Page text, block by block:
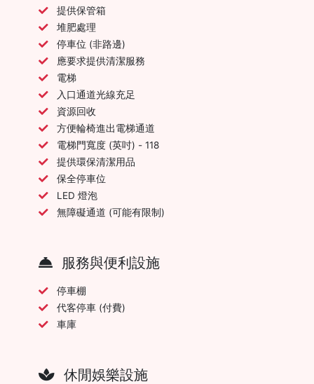
提供保管箱
堆肥處理
停車位 (非路邊)
應要求提供清潔服務
電梯
入口通道光線充足
資源回收
方便輪椅進出電梯通道
電梯門寬度 (英吋) - 118
提供環保清潔用品
保全停車位
LED 燈泡
無障礙通道 (可能有限制)
服務與便利設施
停車棚
代客停車 (付費)
車庫
休閒娛樂設施